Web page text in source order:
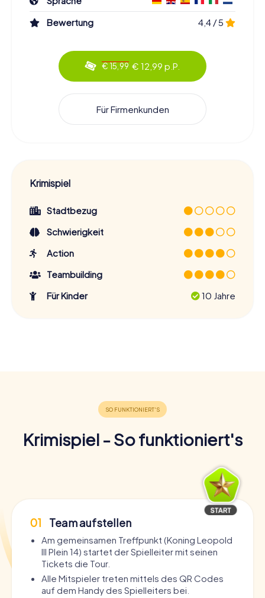
Bewertung
4,4 / 5
€ 15,99 € 12,99 p.P.
Für Firmenkunden
Krimispiel
Stadtbezug
Schwierigkeit
Action
Teambuilding
Für Kinder
10 Jahre
Krimispiel - So funktioniert's
01 Team aufstellen
Am gemeinsamen Treffpunkt (Koning Leopold
III Plein 14) startet der Spielleiter mit seinen
Tickets die Tour.
Alle Mitspieler treten mittels des QR Codes
auf dem Handy des Spielleiters bei.